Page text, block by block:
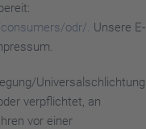
odr/. Unsere
verpflichtet, an
vor einer